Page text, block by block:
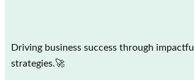
Driving business success through impactful
strategies.🚀